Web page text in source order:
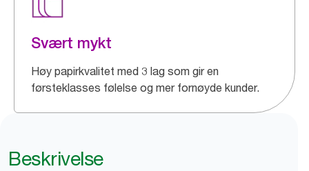
Svært mykt
Høy papirkvalitet med 3 lag som gir en
førsteklasses følelse og mer fornøyde kunder.
Beskrivelse